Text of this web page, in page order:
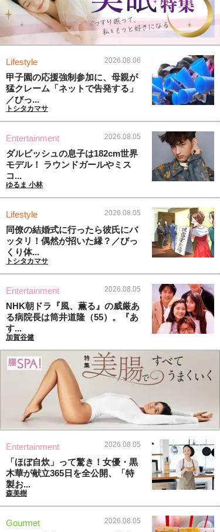
Lifestyle 2026.08.06
甲子園の応援強制参加に、母親が
猛クレーム「ネットで告発する」
／びっ...
トシタカマサ
Entertainment 2026.08.05
ダルビッシュの息子は182cm世界
モデル！ ラウンドガールやミス
コ...
ゆるま 小林
Lifestyle 2026.08.05
同僚の結婚式に行ったら彼氏にバ
ッタリ！偶然が招いた縁？／びっ
くり体...
トシタカマサ
Entertainment 2026.08.05
NHK朝ドラ『風、薫る』の威厳あ
る病院長は筒井道隆（55）。『あ
す...
加賀谷健
Entertainment 2026.08.05
「ほぼ自炊」って驚き！女優・黒
木華が献立365日を全公開、「特
製お...
森美樹
Gourmet 2026.08.05